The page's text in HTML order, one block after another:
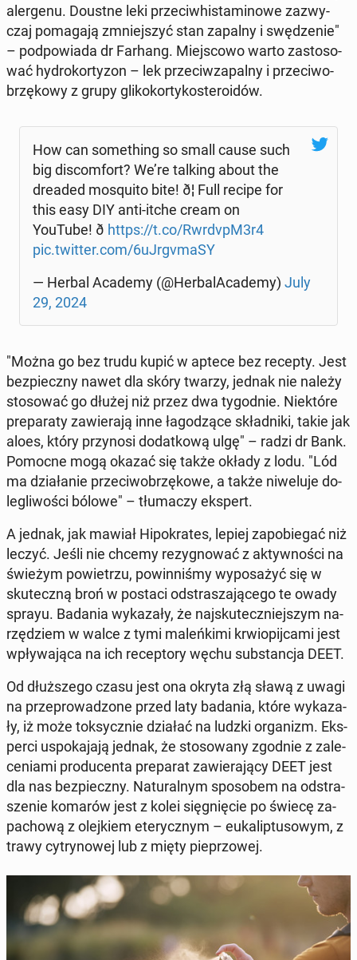
aler­ge­nu. Doustne leki prze­ciw­hi­sta­mi­no­we za­zwy­
czaj po­ma­ga­ją zmniej­szyć stan zapalny i swę­dze­nie"
– pod­po­wia­da dr Farhang. Miej­sco­wo warto za­sto­so­
wać hy­dro­kor­ty­zon – lek prze­ciw­za­pal­ny i prze­ciw­o­
brzę­ko­wy z grupy gli­ko­kor­ty­ko­ste­ro­idów.
How can so­me­thing so small cause such
big di­scom­fort? We’re talking about the
dreaded mo­squ­ito bite! ð¦ Full recipe for
this easy DIY anti-itche cream on
YouTube! ð https://t.co/RwrdvpM3r4
pic.twitter.com/6uJr­gvma­SY
— Herbal Academy (@Her­ba­lA­ca­de­my) July
29, 2024
"Można go bez trudu kupić w aptece bez recepty. Jest
bez­piecz­ny nawet dla skóry twarzy, jednak nie należy
sto­so­wać go dłużej niż przez dwa ty­go­dnie. Nie­któ­re
pre­pa­ra­ty za­wie­ra­ją inne ła­go­dzą­ce skład­ni­ki, takie jak
aloes, który przy­no­si do­dat­ko­wą ulgę" – radzi dr Bank.
Pomocne mogą okazać się także okłady z lodu. "Lód
ma dzia­ła­nie prze­ciw­o­brzę­ko­we, a także ni­we­lu­je do­
le­gli­wo­ści bólowe" – tłu­ma­czy ekspert.
A jednak, jak mawiał Hi­po­kra­tes, lepiej za­po­bie­gać niż
leczyć. Jeśli nie chcemy re­zy­gno­wać z ak­tyw­no­ści na
świeżym po­wie­trzu, po­win­ni­śmy wy­po­sa­żyć się w
sku­tecz­ną broń w postaci od­stra­sza­ją­ce­go te owady
sprayu. Badania wy­ka­za­ły, że naj­sku­tecz­niej­szym na­
rzę­dziem w walce z tymi ma­leń­ki­mi krwio­pij­ca­mi jest
wpły­wa­ją­ca na ich re­cep­to­ry węchu sub­stan­cja DEET.
Od dłuż­sze­go czasu jest ona okryta złą sławą z uwagi
na prze­pro­wa­dzo­ne przed laty badania, które wy­ka­za­
ły, iż może tok­sycz­nie działać na ludzki or­ga­nizm. Eks­
per­ci uspo­ka­ja­ją jednak, że sto­so­wa­ny zgodnie z za­le­
ce­nia­mi pro­du­cen­ta pre­pa­rat za­wie­ra­ją­cy DEET jest
dla nas bez­piecz­ny. Na­tu­ral­nym spo­so­bem na od­stra­
sze­nie komarów jest z kolei się­gnię­cie po świecę za­
pa­cho­wą z olej­kiem ete­rycz­nym – eu­ka­lip­tu­so­wym, z
trawy cy­try­no­wej lub z mięty pie­przo­wej.